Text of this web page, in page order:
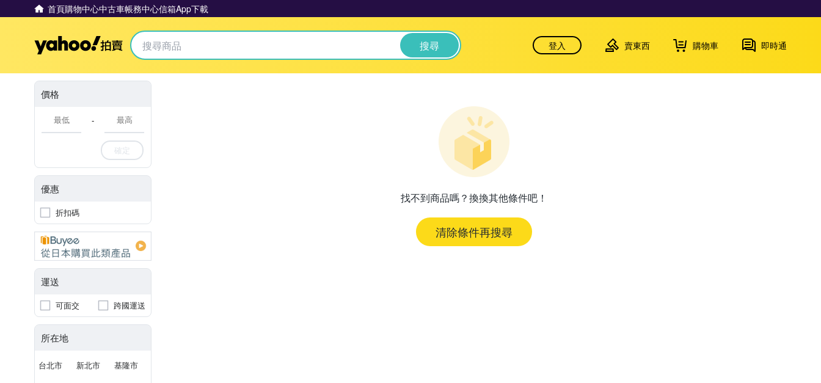
首頁購物中心中古車帳務中心信箱App下載
Yahoo拍賣 搜尋 登入 賣東西 購物車 即時通
價格
-
確定
優惠
折扣碼
運送
可面交 跨國運送
所在地
台北市 新北市 基隆市
找不到商品嗎？換換其他條件吧！
清除條件再搜尋